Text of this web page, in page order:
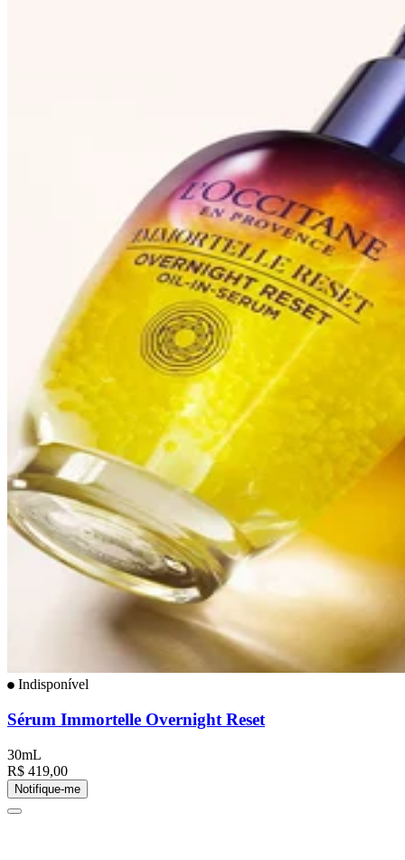
Indisponível
Sérum Immortelle Overnight Reset
30mL
R$ 419,00
Notifique-me